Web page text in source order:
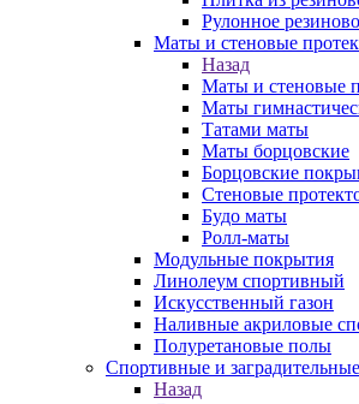
Рулонное
Маты и стеновые
Назад
Маты и стеновые
Маты
Татами маты
Маты борцовские
Борцовские
Стеновые
Будо маты
Ролл-маты
Модульные покрытия
Линолеум спортивный
Искусственный газон
Наливные акриловые
Полуретановые полы
Спортивные и
Назад